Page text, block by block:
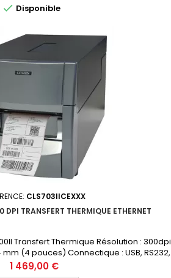
 Disponible
CLS703IICEXXX
TRANSFERT THERMIQUE ETHERNET
Transfert Thermique Résolution : 300dpi
(4 pouces) Connectique : USB, RS232,
remise) : 1469€ HT Demandez votre devis
personnalisé
Prix
1 469,00 €